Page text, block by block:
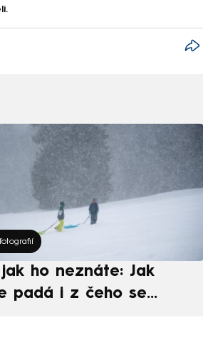
fotografií
jak ho neznáte: Jak
padá i z čeho se